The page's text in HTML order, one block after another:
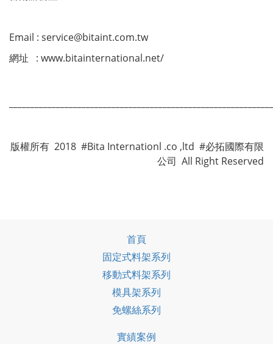
Email : service@bitaint.com.tw
網址 : www.bitainternational.net/
版權所有 2018 #Bita Internationl .co ,ltd #必拓國際有限
公司 All Right Reserved
首頁
固定式料架系列
移動式料架系列
模具架系列
免螺絲系列
實績案例